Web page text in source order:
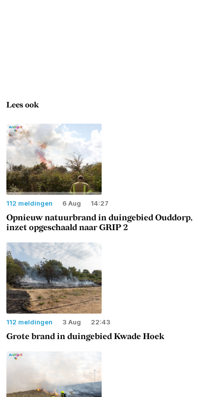
Lees ook
112 meldingen 6 Aug 14:27
Opnieuw natuurbrand in duingebied Ouddorp,
inzet opgeschaald naar GRIP 2
112 meldingen 3 Aug 22:43
Grote brand in duingebied Kwade Hoek